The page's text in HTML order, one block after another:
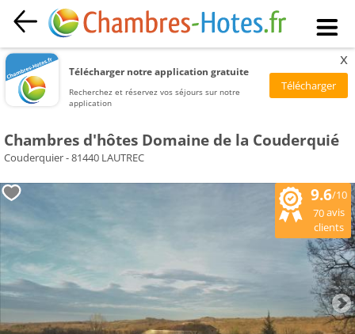
Télécharger notre application gratuite
Recherchez et réservez vos séjours sur notre
application
x
Chambres d'hôtes Domaine de la Couderquié
Couderquier - 81440 LAUTREC
9.6/10
70avis
clients